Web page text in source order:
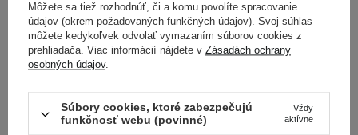
PRIDAŤ DO KOŠÍKA PRIDAŤ DO KOŠÍKA
Môžete sa tiež rozhodnúť, či a komu povolíte spracovanie
údajov (okrem požadovaných funkčných údajov). Svoj súhlas
môžete kedykoľvek odvolať vymazaním súborov cookies z
prehliadača. Viac informácií nájdete v Zásadách ochrany
osobných údajov.
Súbory cookies, ktoré zabezpečujú
funkčnosť webu (povinné)
Vždy
aktívne